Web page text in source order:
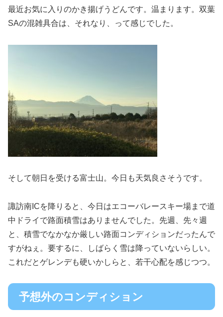
最近お気に入りのかき揚げうどんです。温まります。双葉
SAの混雑具合は、それなり、って感じでした。
そして朝日を受ける富士山。今日も天気良さそうです。
諏訪南ICを降りると、今日はエコーバレースキー場まで道
中ドライで路面積雪はありませんでした。先週、先々週
と、積雪でなかなか厳しい路面コンディションだったんで
すがねぇ。要するに、しばらく雪は降っていないらしい。
これだとゲレンデも硬いかしらと、若干心配を感じつつ。
予想外のコンディション